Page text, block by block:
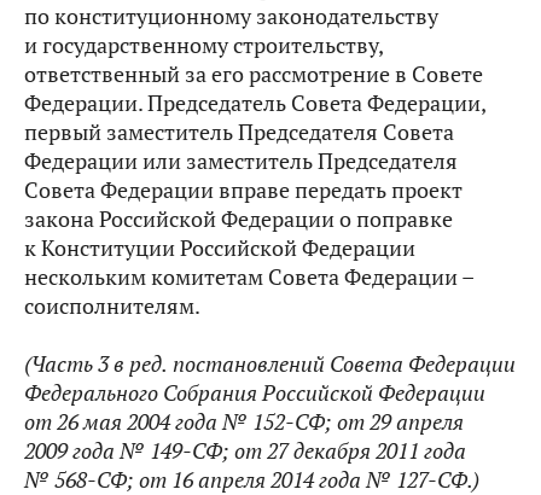
по конституционному законодательству
и государственному строительству,
ответственный за его рассмотрение в Совете
Федерации. Председатель Совета Федерации,
первый заместитель Председателя Совета
Федерации или заместитель Председателя
Совета Федерации вправе передать проект
закона Российской Федерации о поправке
к Конституции Российской Федерации
нескольким комитетам Совета Федерации –
соисполнителям.
(Часть 3 в ред. постановлений Совета Федерации
Федерального Собрания Российской Федерации
от 26 мая 2004 года № 152-СФ; от 29 апреля
2009 года № 149-СФ; от 27 декабря 2011 года
№ 568-СФ; от 16 апреля 2014 года № 127-СФ.)